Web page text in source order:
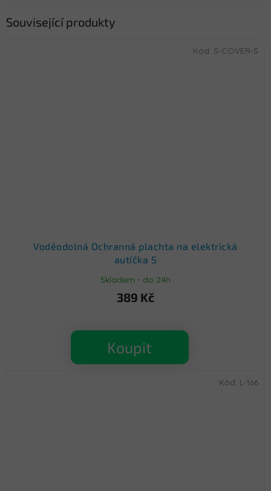
Související produkty
Voděodolná Ochranná plachta na elektrická
autíčka S
Skladem - do 24h
389 Kč
Koupit
Kód: S-COVER-S
Kód: L-166